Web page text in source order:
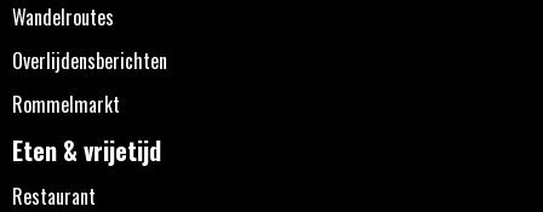
Wandelroutes
Overlijdensberichten
Rommelmarkt
Eten & vrijetijd
Restaurant